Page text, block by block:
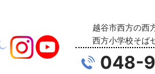
越谷市西方の西
西方小学校そば
048-